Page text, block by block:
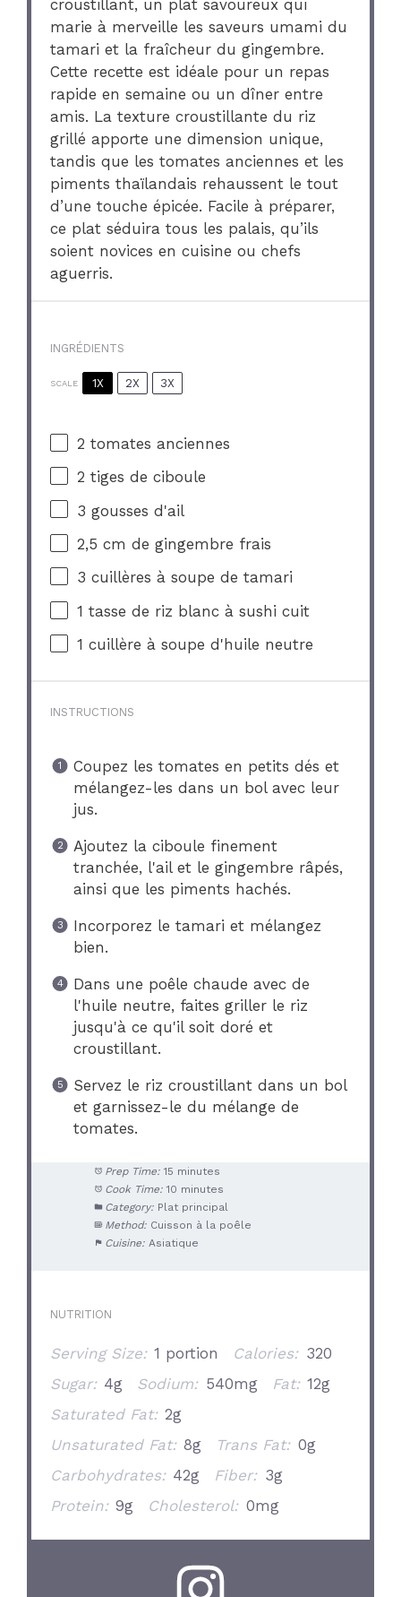
croustillant, un plat savoureux qui
marie à merveille les saveurs umami du
tamari et la fraîcheur du gingembre.
Cette recette est idéale pour un repas
rapide en semaine ou un dîner entre
amis. La texture croustillante du riz
grillé apporte une dimension unique,
tandis que les tomates anciennes et les
piments thaïlandais rehaussent le tout
d’une touche épicée. Facile à préparer,
ce plat séduira tous les palais, qu’ils
soient novices en cuisine ou chefs
aguerris.
INGRÉDIENTS
SCALE 1X 2X 3X
2 tomates anciennes
2 tiges de ciboule
3 gousses d'ail
2,5 cm de gingembre frais
3 cuillères à soupe de tamari
1 tasse de riz blanc à sushi cuit
1 cuillère à soupe d'huile neutre
INSTRUCTIONS
Coupez les tomates en petits dés et
mélangez-les dans un bol avec leur
jus.
Ajoutez la ciboule finement
tranchée, l'ail et le gingembre râpés,
ainsi que les piments hachés.
Incorporez le tamari et mélangez
bien.
Dans une poêle chaude avec de
l'huile neutre, faites griller le riz
jusqu'à ce qu'il soit doré et
croustillant.
Servez le riz croustillant dans un bol
et garnissez-le du mélange de
tomates.
Prep Time: 15 minutes
Cook Time: 10 minutes
Category: Plat principal
Method: Cuisson à la poêle
Cuisine: Asiatique
NUTRITION
Serving Size: 1 portion Calories: 320
Sugar: 4g Sodium: 540mg Fat: 12g
Saturated Fat: 2g
Unsaturated Fat: 8g Trans Fat: 0g
Carbohydrates: 42g Fiber: 3g
Protein: 9g Cholesterol: 0mg